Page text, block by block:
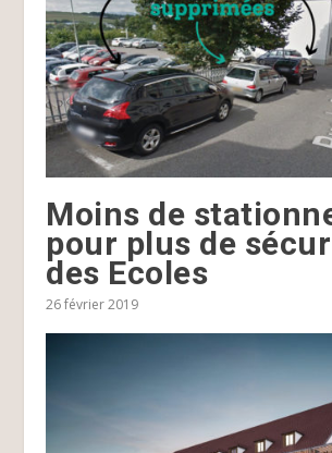
Moins de
pour plus de
des Ecoles
26 février 2019